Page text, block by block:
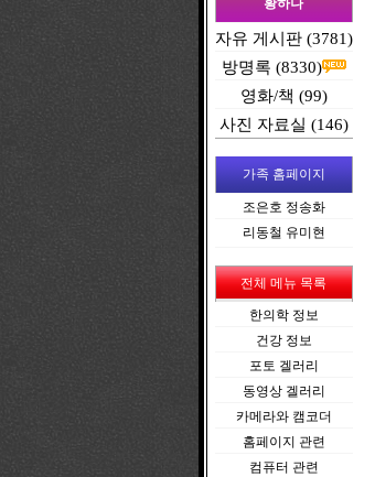
황하나
자유 게시판 (3781)
방명록 (8330)
영화/책 (99)
사진 자료실 (146)
가족 홈페이지
조은호 정송화
리동철 유미현
전체 메뉴 목록
한의학 정보
건강 정보
포토 겔러리
동영상 겔러리
카메라와 캠코더
홈페이지 관련
컴퓨터 관련